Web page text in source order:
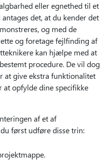
eller egnethed til et
det, at du kender det
og med de
og foretage fejlfinding af
kan hjælpe med at
procedure. De vil dog
at give ekstra funktionalitet
opfylde dine specifikke
af et af
først udføre disse trin: